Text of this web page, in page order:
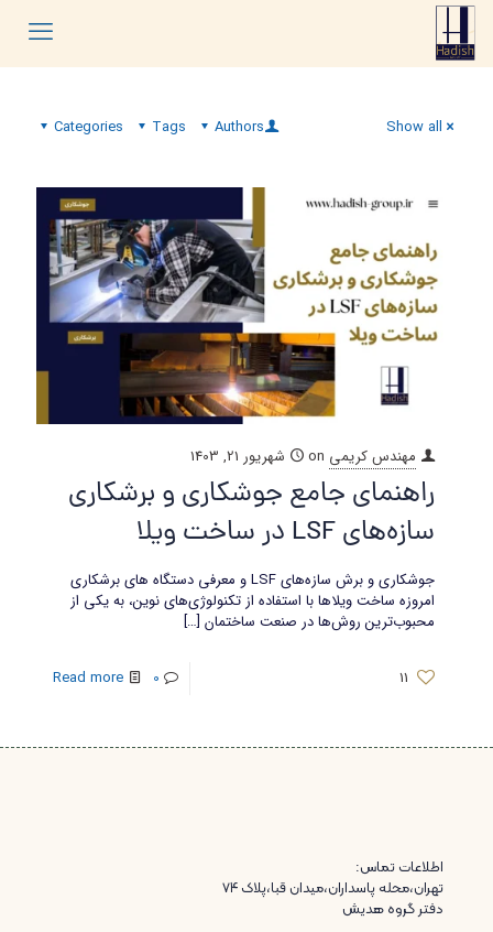
Categories Tags Authors Show all
مهندس کریمی on شهریور 21, 1403
راهنمای جامع جوشکاری و برشکاری
سازه‌های LSF در ساخت ویلا
جوشکاری و برش سازه‌های LSF و معرفی دستگاه های برشکاری
امروزه ساخت ویلاها با استفاده از تکنولوژی‌های نوین، به یکی از
محبوب‌ترین روش‌ها در صنعت ساختمان […]
11
0
Read more
اطلاعات تماس:
تهران،محله پاسداران،میدان قبا،پلاک ۷۴
دفتر گروه هدیش